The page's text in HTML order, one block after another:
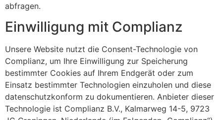
abfragen.
Einwilligung mit Complianz
Unsere Website nutzt die Consent-Technologie von
Complianz, um Ihre Einwilligung zur Speicherung
bestimmter Cookies auf Ihrem Endgerät oder zum
Einsatz bestimmter Technologien einzuholen und diese
datenschutzkonform zu dokumentieren. Anbieter dieser
Technologie ist Complianz B.V., Kalmarweg 14-5, 9723